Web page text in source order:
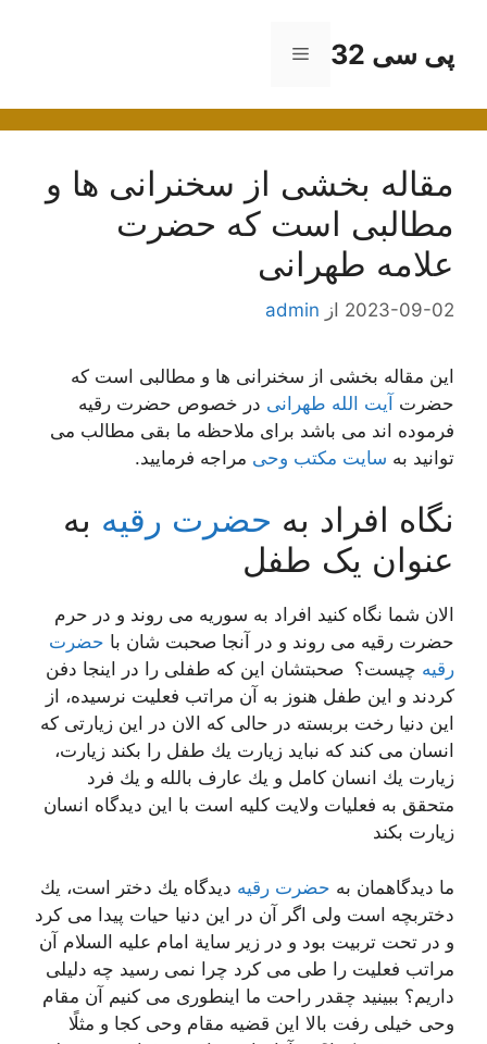
محتواپی سی 32 فهرست
مقاله بخشی از سخنرانی ها و
مطالبی است که حضرت
علامه طهرانی
2023-09-02 از admin
این مقاله بخشی از سخنرانی ها و مطالبی است که
حضرت آیت الله طهرانی در خصوص حضرت رقیه
فرموده اند می باشد برای ملاحظه ما بقی مطالب می
توانید به سایت مکتب وحی مراجه فرمایید.
نگاه افراد به حضرت رقیه به
عنوان یک طفل
الان شما نگاه كنید افراد به سوریه می روند و در حرم
حضرت رقیه می روند و در آنجا صحبت شان با حضرت
رقیه چیست؟ صحبتشان این كه طفلی را در اینجا دفن
كردند و این طفل هنوز به آن مراتب فعلیت نرسیده، از
این دنیا رخت بربسته در حالی كه الان در این زیارتی كه
انسان می كند كه نباید زیارت یك طفل را بكند زیارت،
زیارت یك انسان كامل و یك عارف بالله و یك فرد
متحقق به فعلیات ولایت كلیه است با این دیدگاه انسان
زیارت بكند
ما دیدگاهمان به حضرت رقیه دیدگاه یك دختر است، یك
دختربچه است ولی اگر آن در این دنیا حیات پیدا می كرد
و در تحت تربیت بود و در زیر سایة امام علیه السلام آن
مراتب فعلیت را طی می كرد چرا نمی رسید چه دلیلی
داریم؟ ببینید چقدر راحت ما اینطوری می كنیم آن مقام
وحی خیلی رفت بالا این قضیه مقام وحی كجا و مثلًا